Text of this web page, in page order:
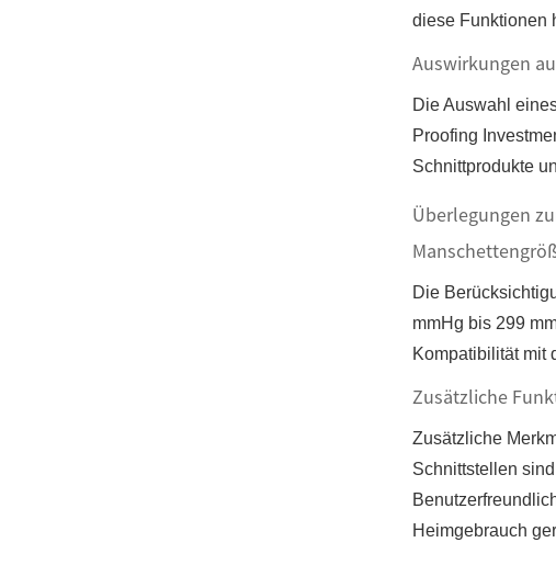
diese Funktionen
Auswirkungen
Die Auswahl
Proofing
Schnittprodukte
Überlegungen
Die
mmHg bis 299
Kompatibilität mit
Zusätzliche
Zusätzliche
Schnittstellen
Heimgebrauch